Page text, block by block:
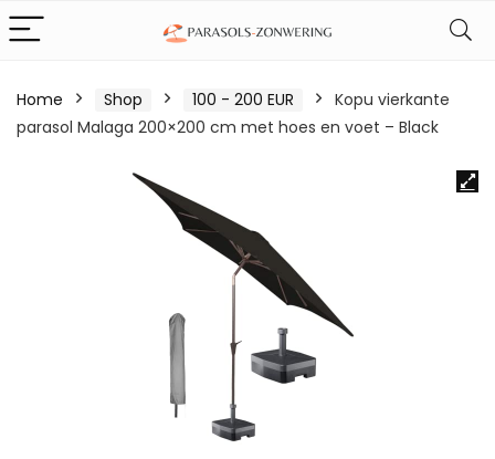
Home Shop 100 - 200 EUR
Kopu vierkante
parasol Malaga 200×200 cm met hoes en voet – Black